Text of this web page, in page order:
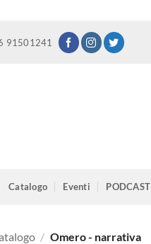
91501241
Catalogo Eventi PODCAST
/ Omero - narrativa